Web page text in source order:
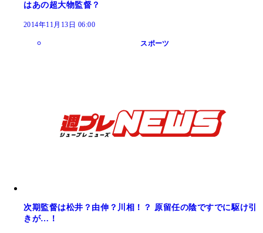
はあの超大物監督？
2014年11月13日 06:00
スポーツ
次期監督は松井？由伸？川相！？ 原留任の陰ですでに駆け引
きが…！